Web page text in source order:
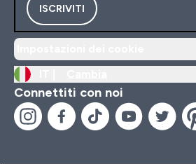
ISCRIVITI
Connettiti con noi